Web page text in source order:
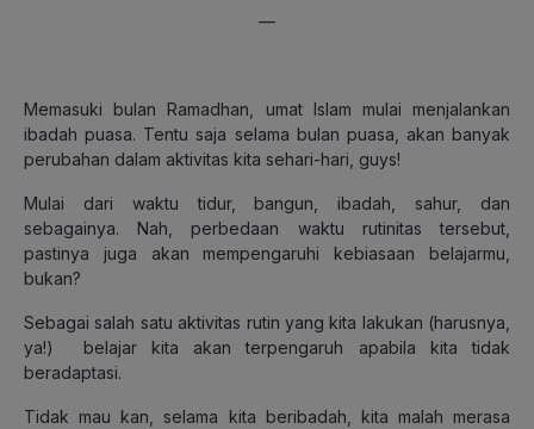
—
Memasuki bulan Ramadhan, umat Islam mulai menjalankan
ibadah puasa. Tentu saja selama bulan puasa, akan banyak
perubahan dalam aktivitas kita sehari-hari, guys!
Mulai dari waktu tidur, bangun, ibadah, sahur, dan
sebagainya. Nah, perbedaan waktu rutinitas tersebut,
pastinya juga akan mempengaruhi kebiasaan belajarmu,
bukan?
Sebagai salah satu aktivitas rutin yang kita lakukan (harusnya,
ya!) belajar kita akan terpengaruh apabila kita tidak
beradaptasi.
Tidak mau kan, selama kita beribadah, kita malah merasa